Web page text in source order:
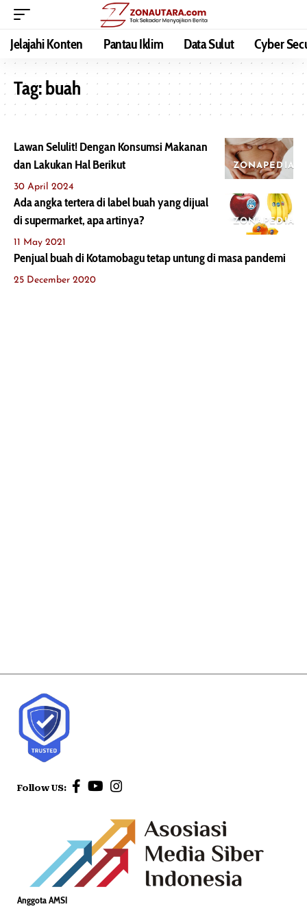
Jelajahi Konten Pantau Iklim Data Sulut Cyber
Tag:buah
ZONAPEDIA
Lawan Selulit! Dengan Konsumsi Makanan
dan Lakukan Hal Berikut
30 April 2024
ZONAPEDIA
Ada angka tertera di label buah yang dijual
di supermarket, apa artinya?
11 May 2021
Penjual buah di Kotamobagu tetap untung di masa pandemi
25 December 2020
Follow US:
Anggota AMSI